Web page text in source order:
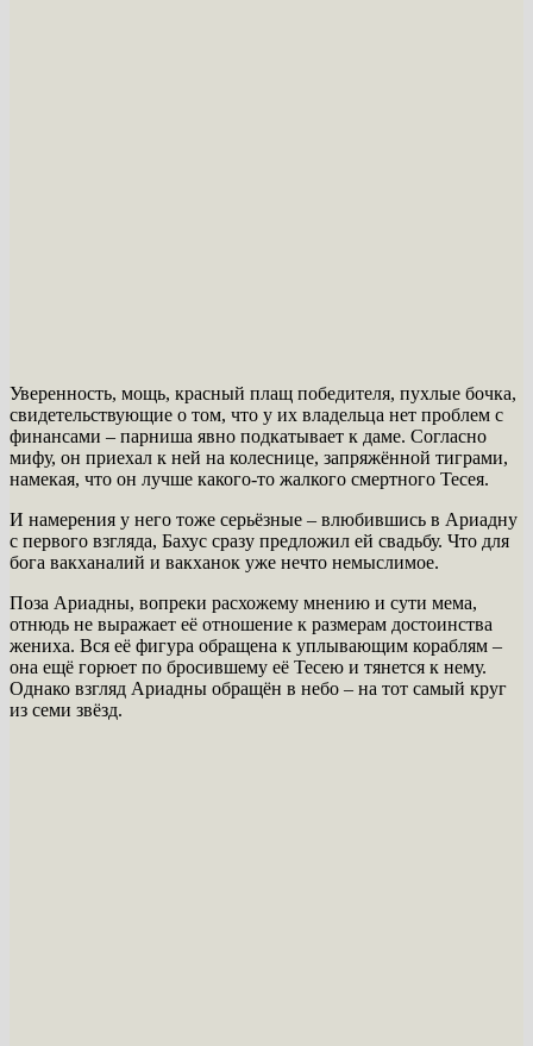
Уверенность, мощь, красный плащ победителя, пухлые бочка,
свидетельствующие о том, что у их владельца нет проблем с
финансами – парниша явно подкатывает к даме. Согласно
мифу, он приехал к ней на колеснице, запряжённой тиграми,
намекая, что он лучше какого-то жалкого смертного Тесея.
И намерения у него тоже серьёзные – влюбившись в Ариадну
с первого взгляда, Бахус сразу предложил ей свадьбу. Что для
бога вакханалий и вакханок уже нечто немыслимое.
Поза Ариадны, вопреки расхожему мнению и сути мема,
отнюдь не выражает её отношение к размерам достоинства
жениха. Вся её фигура обращена к уплывающим кораблям –
она ещё горюет по бросившему её Тесею и тянется к нему.
Однако взгляд Ариадны обращён в небо – на тот самый круг
из семи звёзд.